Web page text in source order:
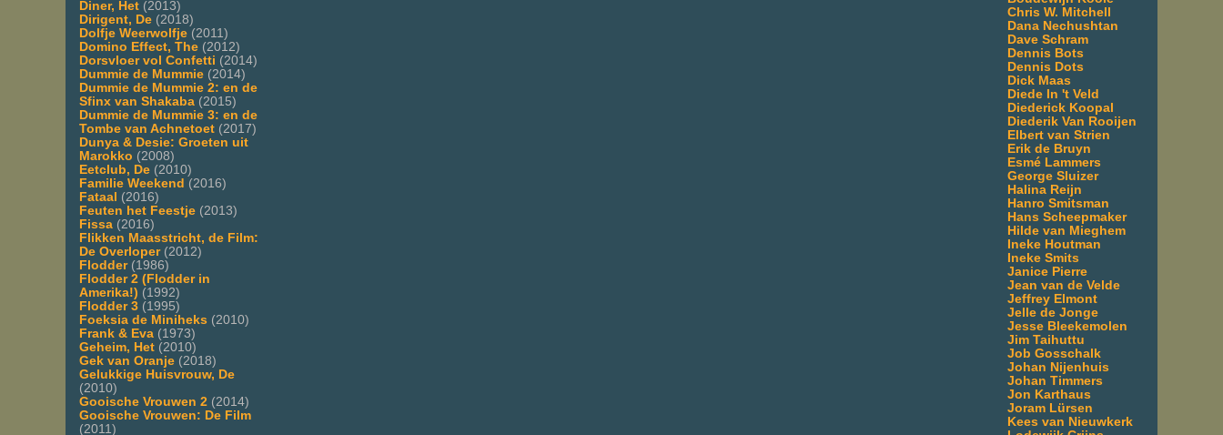
Diner, Het (2013)
Dirigent, De (2018)
Dolfje Weerwolfje (2011)
Domino Effect, The (2012)
Dorsvloer vol Confetti (2014)
Dummie de Mummie (2014)
Dummie de Mummie 2: en de
Sfinx van Shakaba (2015)
Dummie de Mummie 3: en de
Tombe van Achnetoet (2017)
Dunya & Desie: Groeten uit
Marokko (2008)
Eetclub, De (2010)
Familie Weekend (2016)
Fataal (2016)
Feuten het Feestje (2013)
Fissa (2016)
Flikken Maasstricht, de Film:
De Overloper(2012)
Flodder(1986)
Flodder 2 (Flodder in
Amerika!) (1992)
Flodder 3 (1995)
Foeksia de Miniheks (2010)
Frank & Eva (1973)
Geheim, Het (2010)
Gek van Oranje (2018)
Gelukkige Huisvrouw, De
(2010)
Gooische Vrouwen 2 (2014)
Gooische Vrouwen: De Film
(2011)
Chris W. Mitchell
Dana Nechushtan
Dave Schram
Dennis Bots
Dennis Dots
Dick Maas
Diede In 't Veld
Diederick Koopal
Diederik Van Rooijen
Elbert van Strien
Erik de Bruyn
Esmé Lammers
George Sluizer
Halina Reijn
Hanro Smitsman
Hans Scheepmaker
Hilde van Mieghem
Ineke Houtman
Ineke Smits
Janice Pierre
Jean van de Velde
Jeffrey Elmont
Jelle de Jonge
Jesse Bleekemolen
Jim Taihuttu
Job Gosschalk
Johan Nijenhuis
Johan Timmers
Jon Karthaus
Joram Lürsen
Kees van Nieuwkerk